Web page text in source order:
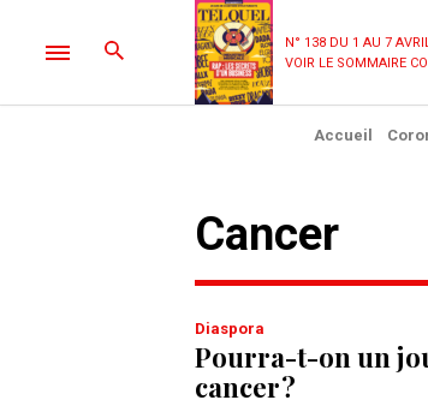
N° 138 DU 1 AU 7
VOIR LE SOMMAIRE
Accueil
cancer
Diaspora
Pourra-t-on un
cancer ?